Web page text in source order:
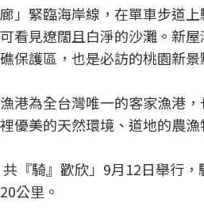
廊」緊臨海岸線，在單車步道
看見遼闊且白淨的沙灘。新
保護區，也是必訪的桃園新景
港為全台灣唯一的客家漁港
優美的天然環境、道地的農
共『騎』歡欣」9月12日舉行
公里。